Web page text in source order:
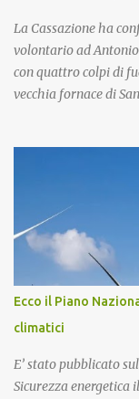
La Cassazione ha
volontario ad
con quattro colpi di
vecchia fornace di
dall’Enel di Brindisi,
Pontoriero era già
condannato a 22
Nel 2018, pochi
un'interrogazione
Salvini per accertare
‘ndrangheta, che in
giustizia è stata fatta!
Ecco il Piano
climatici
E’ stato pubblicato
Sicurezza energetica